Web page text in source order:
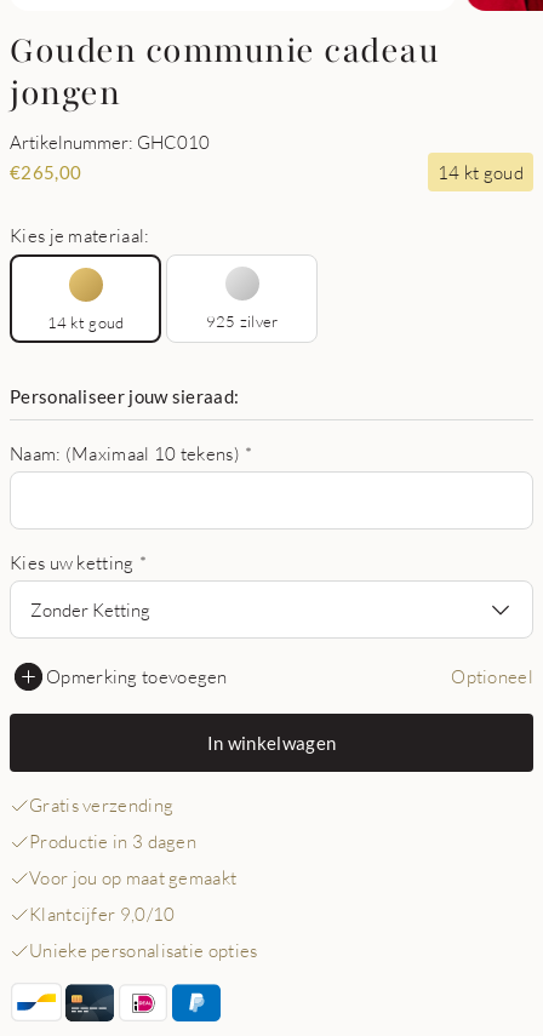
Gouden communie cadeau
jongen
Artikelnummer: GHC010
€265,00 14 kt goud
Kies je materiaal:
14 kt goud 925 zilver
Personaliseer jouw sieraad:
Naam: (Maximaal 10 tekens) *
Kies uw ketting *
Zonder Ketting
Opmerking toevoegen Optioneel
In winkelwagen
Gratis verzending
Productie in 3 dagen
Voor jou op maat gemaakt
Klantcijfer 9,0/10
Unieke personalisatie opties